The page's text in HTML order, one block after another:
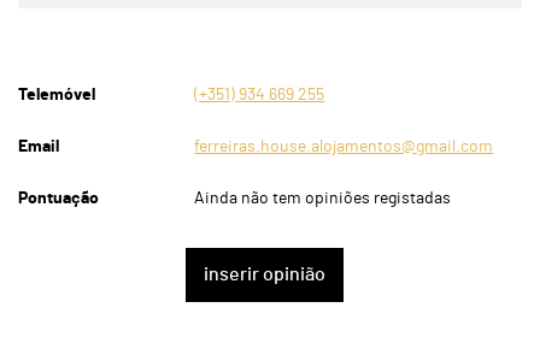
Telemóvel (+351) 934 669 255
Email ferreiras.house.alojamentos@gmail.com
Pontuação Ainda não tem opiniões registadas
inserir opinião